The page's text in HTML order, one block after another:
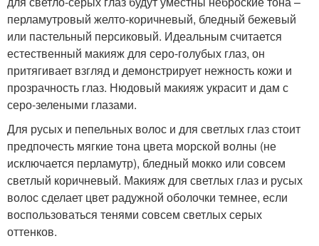
перламутровый желто-коричневый, бледный бежевый
или пастельный персиковый. Идеальным считается
естественный макияж для серо-голубых глаз, он
притягивает взгляд и демонстрирует нежность кожи и
прозрачность глаз. Нюдовый макияж украсит и дам с
серо-зелеными глазами.
Для русых и пепельных волос и для светлых глаз стоит
предпочесть мягкие тона цвета морской волны (не
исключается перламутр), бледный мокко или совсем
светлый коричневый. Макияж для светлых глаз и русых
волос сделает цвет радужной оболочки темнее, если
воспользоваться тенями совсем светлых серых
оттенков.